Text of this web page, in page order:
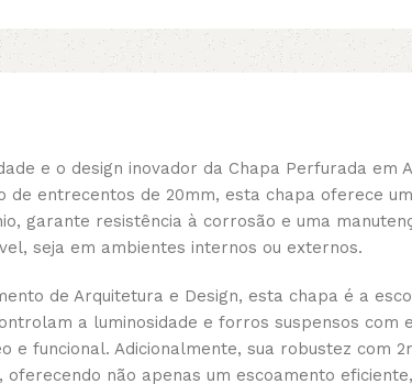
e o design inovador da Chapa Perfurada em
de entrecentos de 20mm, esta chapa oferece
garante resistência à corrosão e uma
seja em ambientes internos ou externos.
de Arquitetura e Design, esta chapa é a
a luminosidade e forros suspensos
e funcional. Adicionalmente, sua robustez
não apenas um escoamento